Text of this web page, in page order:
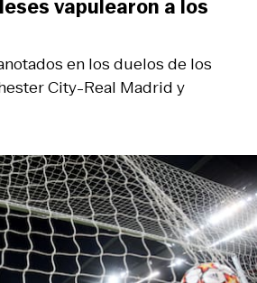
en los duelos de los
City-Real Madrid y
vapulearon a los